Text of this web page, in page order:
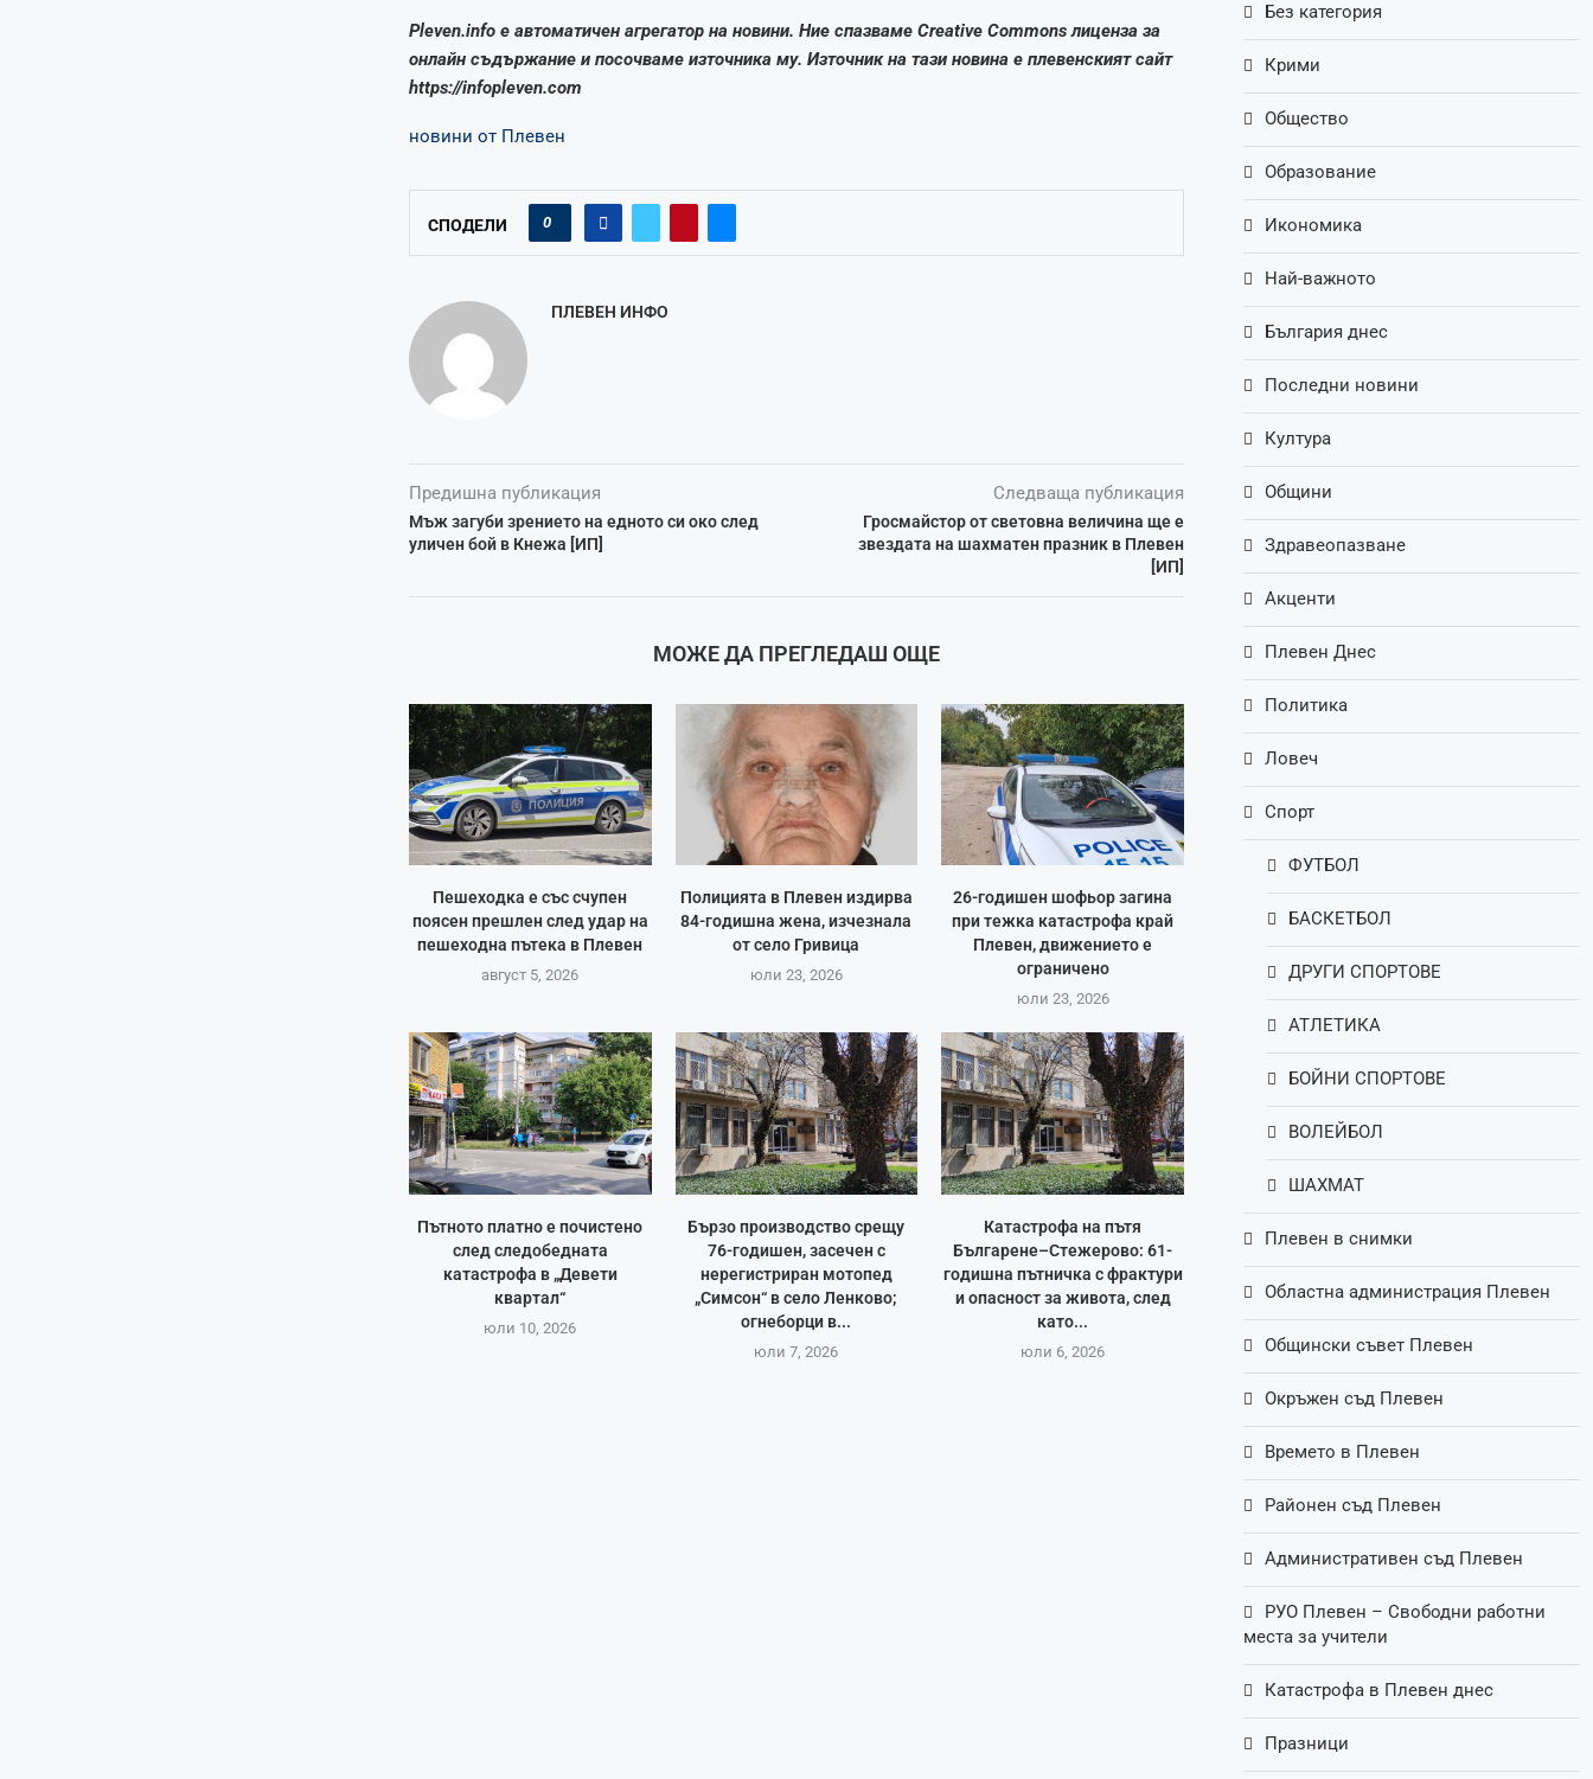
Pleven.info е автоматичен агрегатор на новини. Ние спазваме Creative Commons лиценза за
онлайн съдържание и посочваме източника му. Източник на тази новина е плевенският сайт
https://infopleven.com
новини от Плевен
СПОДЕЛИ 0
ПЛЕВЕН ИНФО
Предишна публикация
Мъж загуби зрението на едното си око след
уличен бой в Кнежа [ИП]
Следваща публикация
Гросмайстор от световна величина ще е
звездата на шахматен празник в Плевен
[ИП]
МОЖЕ ДА ПРЕГЛЕДАШ ОЩЕ
Пешеходка е със счупен
поясен прешлен след удар на
пешеходна пътека в Плевен
август 5, 2026
Полицията в Плевен издирва
84-годишна жена, изчезнала
от село Гривица
юли 23, 2026
26-годишен шофьор загина
при тежка катастрофа край
Плевен, движението е
ограничено
юли 23, 2026
Пътното платно е почистено
след следобедната
катастрофа в „Девети
квартал“
юли 10, 2026
Бързо производство срещу
76-годишен, засечен с
нерегистриран мотопед
„Симсон“ в село Ленково;
огнеборци в...
юли 7, 2026
Катастрофа на пътя
Българене–Стежерово: 61-
годишна пътничка с фрактури
и опасност за живота, след
като...
юли 6, 2026
Без категория
Крими
Общество
Образование
Икономика
Най-важното
България днес
Последни новини
Култура
Общини
Здравеопазване
Акценти
Плевен Днес
Политика
Ловеч
Спорт
ФУТБОЛ
БАСКЕТБОЛ
ДРУГИ СПОРТОВЕ
АТЛЕТИКА
БОЙНИ СПОРТОВЕ
ВОЛЕЙБОЛ
ШАХМАТ
Плевен в снимки
Областна администрация Плевен
Общински съвет Плевен
Окръжен съд Плевен
Времето в Плевен
Районен съд Плевен
Административен съд Плевен
РУО Плевен – Свободни работни
места за учители
Катастрофа в Плевен днес
Празници